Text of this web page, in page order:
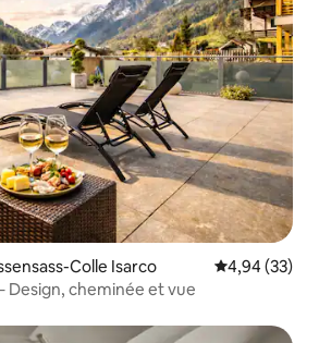
Colle Isarco Évaluation
4,94 (33)
Design, cheminée et vue